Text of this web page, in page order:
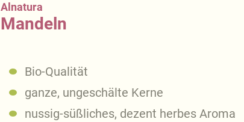
Alnatura
Mandeln
Bio-Qualität
ganze, ungeschälte Kerne
nussig-süßliches, dezent herbes Aroma